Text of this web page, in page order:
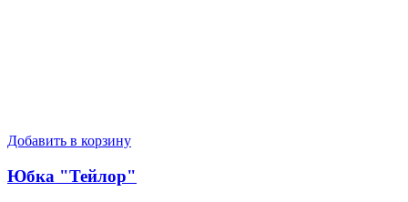
Добавить в корзину
Юбка "Тейлор"